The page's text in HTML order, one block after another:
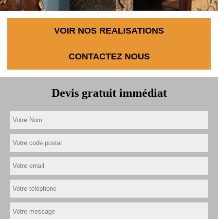
VOIR NOS REALISATIONS
CONTACTEZ NOUS
Devis gratuit immédiat